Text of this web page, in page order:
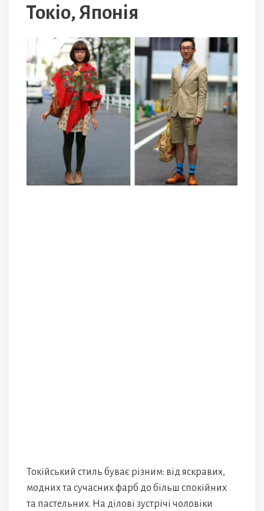
Токіо, Японія
Токійський стиль буває різним: від яскравих,
модних та сучасних фарб до більш спокійних
та пастельних. На ділові зустрічі чоловіки